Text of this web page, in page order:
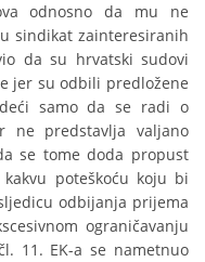
odnosno da mu ne
sindikat zainteresiranih
da su hrvatski sudovi
jer su odbili predložene
samo da se radi o
ne predstavlja valjano
se tome doda propust
poteškoću koju bi
odbijanja prijema
ograničavanju
11. EK-a se nametnuo